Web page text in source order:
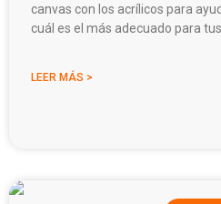
canvas con los acrílicos para
cuál es el más adecuado para
LEER MÁS >